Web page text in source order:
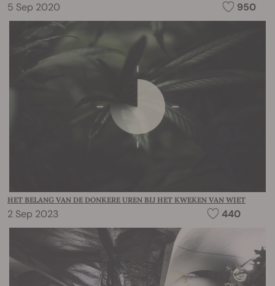
5 Sep 2020 950
HET BELANG VAN DE DONKERE UREN BIJ HET KWEKEN VAN WIET
2 Sep 2023 440